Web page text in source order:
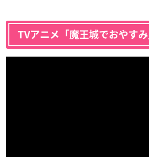
TVアニメ「魔王城でおやす